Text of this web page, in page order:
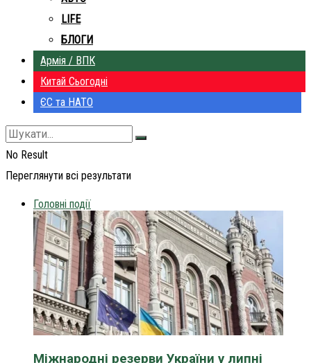
LIFE
БЛОГИ
Армія / ВПК
Китай Сьогодні
ЄС та НАТО
No Result
Переглянути всі результати
Головні події
Міжнародні резерви України у липні